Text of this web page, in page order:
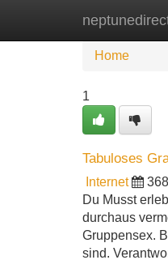
Home
Home
1
Tabuloses
Internet
Du Musst
durchaus
Gruppensex.
sind.